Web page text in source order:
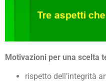
Motivazioni per una scelta
rispetto dell’integrità